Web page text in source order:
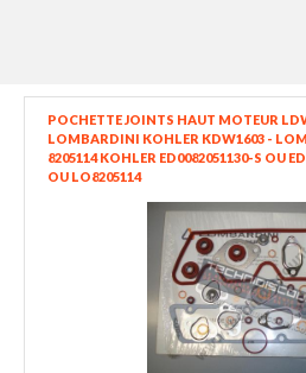
POCHETTE JOINTS HAUT MOTEUR
LOMBARDINI KOHLER KDW1603 -
8205114 KOHLER ED0082051130-S OU
OU LO8205114